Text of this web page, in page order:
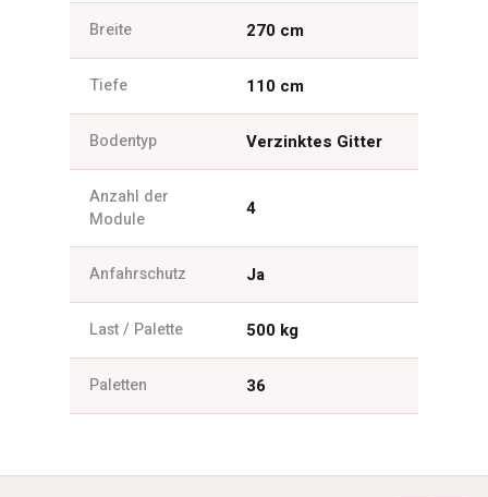
Breite 270 cm
Tiefe 110 cm
Bodentyp Verzinktes Gitter
Anzahl der
Module
4
Anfahrschutz Ja
Last / Palette 500 kg
Paletten 36